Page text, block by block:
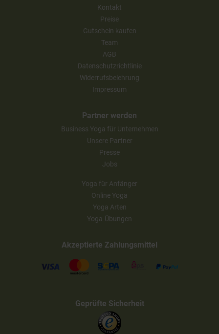
Kontakt
Preise
Gutschein kaufen
Team
AGB
Datenschutzrichtlinie
Widerrufsbelehrung
Impressum
Partner werden
Business Yoga für Unternehmen
Unsere Partner
Presse
Jobs
Yoga für Anfänger
Online Yoga
Yoga Arten
Yoga-Übungen
Akzeptierte Zahlungsmittel
Geprüfte Sicherheit